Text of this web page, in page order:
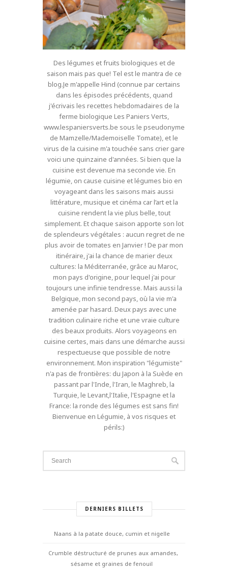
Des légumes et fruits biologiques et de
saison mais pas que! Tel est le mantra de ce
blog.Je m'appelle Hind (connue par certains
dans les épisodes précédents, quand
j'écrivais les recettes hebdomadaires de la
ferme biologique Les Paniers Verts,
www.lespaniersverts.be sous le pseudonyme
de Mamzelle/Mademoiselle Tomate), et le
virus de la cuisine m'a touchée sans crier gare
voici une quinzaine d'années. Si bien que la
cuisine est devenue ma seconde vie. En
légumie, on cause cuisine et légumes bio en
voyageant dans les saisons mais aussi
littérature, musique et cinéma car l’art et la
cuisine rendent la vie plus belle, tout
simplement. Et chaque saison apporte son lot
de splendeurs végétales : aucun regret de ne
plus avoir de tomates en Janvier ! De par mon
itinéraire, j'ai la chance de marier deux
cultures: la Méditerranée, grâce au Maroc,
mon pays d'origine, pour lequel j'ai pour
toujours une infinie tendresse. Mais aussi la
Belgique, mon second pays, où la vie m'a
amenée par hasard. Deux pays avec une
tradition culinaire riche et une vraie culture
des beaux produits. Alors voyageons en
cuisine certes, mais dans une démarche aussi
respectueuse que possible de notre
environnement. Mon inspiration "légumiste"
n'a pas de frontières: du Japon à la Suède en
passant par l'Inde, l'Iran, le Maghreb, la
Turquie, le Levant,l'Italie, l'Espagne et la
France: la ronde des légumes est sans fin!
Bienvenue en Légumie, à vos risques et
périls:)
DERNIERS BILLETS
Naans à la patate douce, cumin et nigelle
Crumble déstructuré de prunes aux amandes,
sésame et graines de fenouil